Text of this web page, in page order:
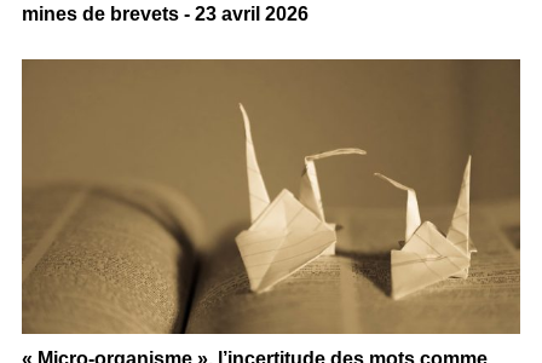
mines de brevets - 23 avril 2026
« Micro-organisme », l’incertitude des mots comme